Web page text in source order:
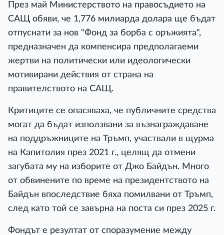
През май Министерството на правосъдието на
САЩ обяви, че 1,776 милиарда долара ще бъдат
отпуснати за нов "Фонд за борба с оръжията",
предназначен да компенсира предполагаеми
жертви на политически или идеологически
мотивирани действия от страна на
правителството на САЩ.
Критиците се опасяваха, че публичните средства
могат да бъдат използвани за възнаграждаване
на поддръжниците на Тръмп, участвали в щурма
на Капитолия през 2021 г., целящ да отмени
загубата му на изборите от Джо Байдън. Много
от обвинените по време на президентството на
Байдън впоследствие бяха помилвани от Тръмп,
след като той се завърна на поста си през 2025 г.
Фондът е резултат от споразумение между